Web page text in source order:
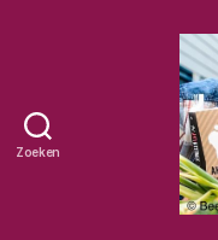
Zoeken